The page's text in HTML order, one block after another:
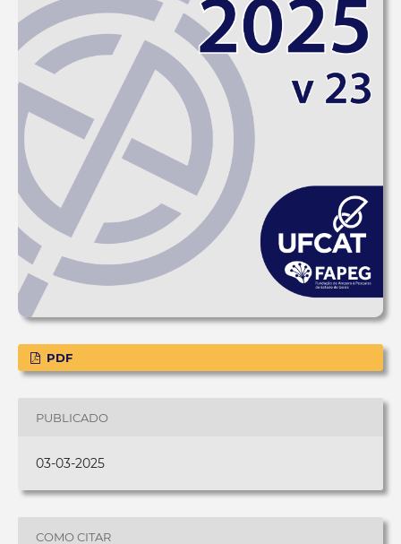
PDF
PUBLICADO
03-03-2025
COMO CITAR